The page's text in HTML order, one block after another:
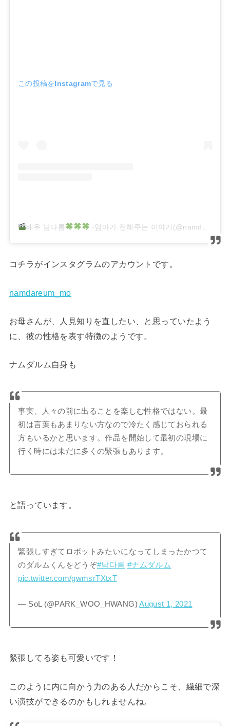
この投稿をInstagramで見る
배우 남다름 -엄마가 전해주는 이야기(@namdareum_mom)がシェアした投稿
コチラがインスタグラムのアカウントです。
namdareum_mo
お母さんが、人見知りを直したい、と思っていたよう
に、彼の性格を表す特徴のようです。
ナムダルム自身も
事実、人々の前に出ることを楽しむ性格ではない。最
初は言葉もあまりない方なので冷たく感じておられる
方もいるかと思います。作品を開始して最初の現場に
行く時には未だに多くの緊張もあります。
と語っています。
緊張しすぎてロボットみたいになってしまったかつて
のダルムくんをどうぞ#남다름 #ナムダルム
pic.twitter.com/gwmsrTXtxT
— SoL (@PARK_WOO_HWANG)August 1, 2021
緊張してる姿も可愛いです！
このように内に向かう力のある人だからこそ、繊細で深
い演技ができるのかもしれませんね。